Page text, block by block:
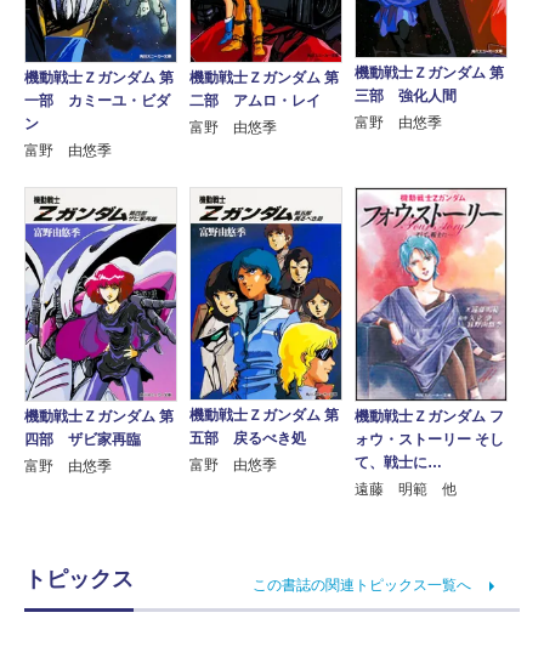
機動戦士Ｚガンダム 第
一部 カミーユ・ビダ
ン
富野 由悠季
機動戦士Ｚガンダム 第
二部 アムロ・レイ
富野 由悠季
機動戦士Ｚガンダム 第
三部 強化人間
富野 由悠季
機動戦士Ｚガンダム 第
四部 ザビ家再臨
富野 由悠季
機動戦士Ｚガンダム 第
五部 戻るべき処
富野 由悠季
機動戦士Ｚガンダム フ
ォウ・ストーリー そし
て、戦士に…
遠藤 明範 他
トピックス この書誌の関連トピックス一覧へ